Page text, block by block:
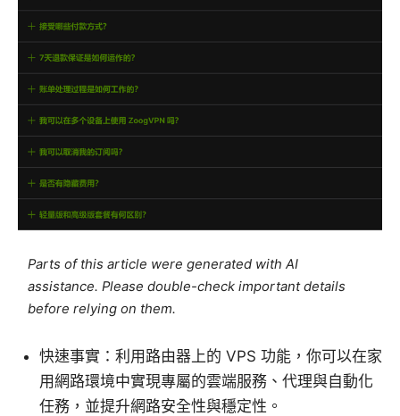
Parts of this article were generated with AI
assistance. Please double-check important details
before relying on them.
快速事實：利用路由器上的 VPS 功能，你可以在家
用網路環境中實現專屬的雲端服務、代理與自動化
任務，並提升網路安全性與穩定性。